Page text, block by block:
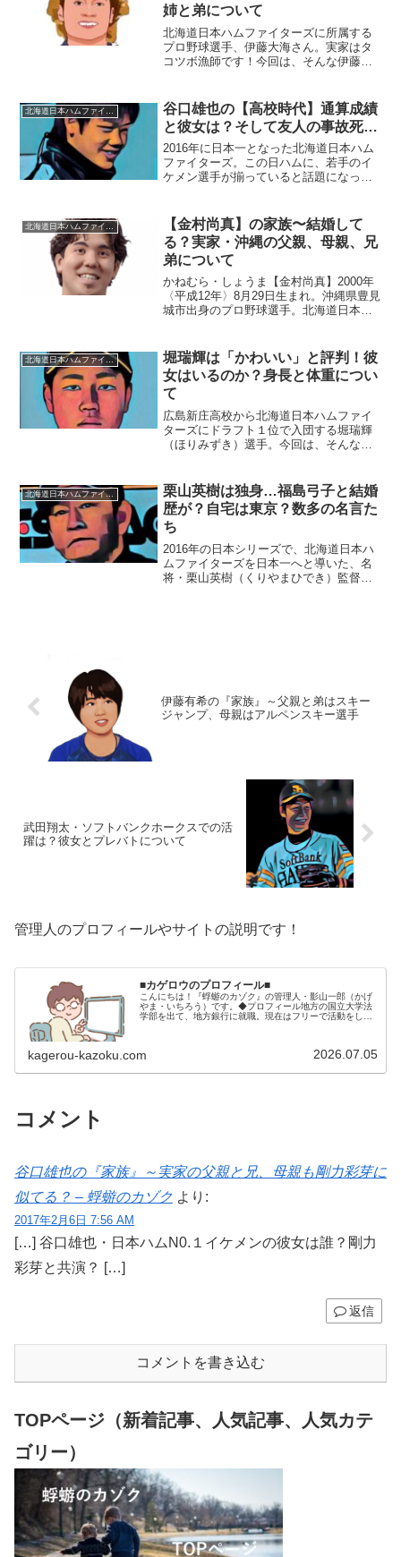
姉と弟について
北海道日本ハムファイターズに所属する
プロ野球選手、伊藤大海さん。実家はタ
コツボ漁師です！今回は、そんな伊藤さ
生年月日：1997年〈平成9年〉8月31日身
長体重：176cm/...
谷口雄也の【高校時代】通算成績
と彼女は？そして友人の事故死…
2016年に日本一となった北海道日本ハム
ファイターズ。この日ハムに、若手のイ
ケメン選手が揃っていると話題になって
塁ホームランを放った西川遥輝選手、彼
氏にしたいプロ野球選手...
北海道日本ハムファイターズ
【金村尚真】の家族〜結婚して
る？実家・沖縄の父親、母親、兄
弟について
かねむら・しょうま【金村尚真】2000年
〈平成12年〉8月29日生まれ。沖縄県豊見
城市出身のプロ野球選手。北海道日本ハ
を始めた。❷母親日ハム寮へ入寮する際
には、母親お手...
北海道日本ハムファイターズ
堀瑞輝は「かわいい」と評判！彼
女はいるのか？身長と体重につい
て
広島新庄高校から北海道日本ハムファイ
ターズにドラフト１位で入団する堀瑞輝
（ほりみずき）選手。今回は、そんな堀
のか？堀瑞輝選手の彼女に関する情報で
すが、結論としてありま...
北海道日本ハムファイターズ
栗山英樹は独身…福島弓子と結婚
歴が？自宅は東京？数多の名言た
ち
2016年の日本シリーズで、北海道日本ハ
ムファイターズを日本一へと導いた、名
将・栗山英樹（くりやまひでき）監督。
伊藤有希の『家族』～父親と弟はスキー
ジャンプ、母親はアルペンスキー選手
武田翔太・ソフトバンクホークスでの活
躍は？彼女とプレバトについて
管理人のプロフィールやサイトの説明です！
■カゲロウのプロフィール■
こんにちは！『蜉蝣のカゾク』の管理人・影山一郎（かげ
やま・いちろう）です。◆プロフィール地方の国立大学法
学部を出て、地方銀行に就職。現在はフリーで活動をして
kagerou-kazoku.com 2026.07.05
コメント
谷口雄也の『家族』～実家の父親と兄、母親も剛力彩芽に
似てる？ – 蜉蝣のカゾク より:
2017年2月6日 7:56 AM
[…] 谷口雄也・日本ハムN0.１イケメンの彼女は誰？剛力
彩芽と共演？ […]
返信
コメントを書き込む
TOPページ（新着記事、人気記事、人気カテ
ゴリー）